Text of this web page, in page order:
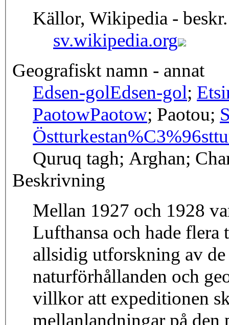
Källor, Wikipedia -
sv.wikipedia.org
Geografiskt namn - annat
Edsen-golEdsen-gol;
PaotowPaotow; Paotou;
Östturkestan
Quruq tagh; Arghan;
Beskrivning
Mellan 1927 och 1928
Lufthansa och hade flera
allsidig utforskning av de
naturförhållanden och
villkor att expeditionen
mellanlandningar på